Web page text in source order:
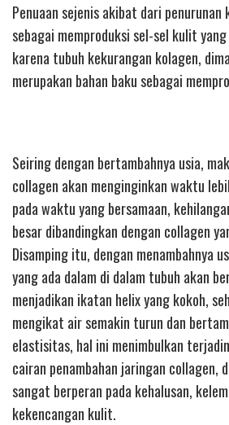
Penuaan sejenis akibat dari penurunan
sebagai memproduksi sel-sel kulit
karena tubuh kekurangan kolagen,
merupakan bahan baku sebagai
Seiring dengan bertambahnya usia,
collagen akan menginginkan waktu
pada waktu yang bersamaan,
besar dibandingkan dengan collagen
Disamping itu, dengan menambahnya
yang ada dalam di dalam tubuh akan
menjadikan ikatan helix yang kokoh,
mengikat air semakin turun dan
elastisitas, hal ini menimbulkan
cairan penambahan jaringan collagen,
sangat berperan pada kehalusan,
kekencangan kulit.